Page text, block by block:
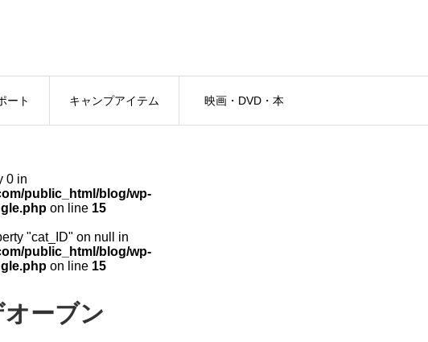
ート キャンプアイテム 映画・DVD・本
0 in
public_html/blog/wp-
on line 15
"cat_ID" on null in
public_html/blog/wp-
on line 15
ーブン